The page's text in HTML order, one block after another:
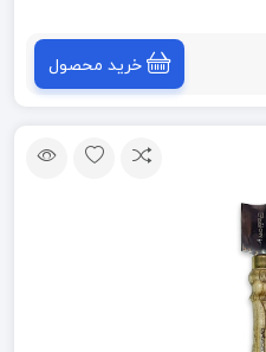
خرید محصول